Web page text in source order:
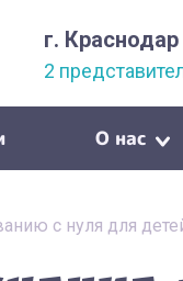
г. Краснодар
2
О нас
с нуля для